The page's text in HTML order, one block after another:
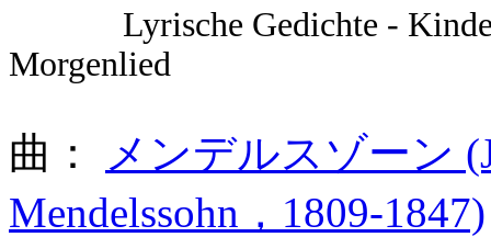
Lyrische Gedichte -
Morgenlied
曲：
メンデルスゾーン
Mendelssohn，1809-1847)